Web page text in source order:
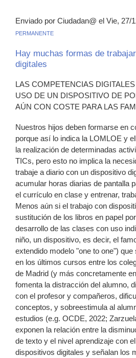
Enviado por Ciudadan@ el Vie, 27/
PERMANENTE
Hay muchas formas de
digitales
LAS COMPETENCIAS
USO DE UN DISPOSITIVO DE
AÚN CON COSTE PARA LAS
Nuestros hijos deben formarse en
porque así lo indica la LOMLOE y
la realización de determinadas
TICs, pero esto no implica la
trabaje a diario con un dispositivo
acumular horas diarias de pantalla
el currículo en clase y entrenar,
Menos aún si el trabajo con
sustitución de los libros en papel
desarrollo de las clases con uso
niño, un dispositivo, es decir, el
extendido modelo "one to one")
en los últimos cursos entre los
de Madrid (y más concretamente
fomenta la distracción del alumno,
con el profesor y compañeros,
conceptos, y sobreestimula al
estudios (e.g. OCDE, 2022;
exponen la relación entre la
de texto y el nivel aprendizaje con
dispositivos digitales y señalan los